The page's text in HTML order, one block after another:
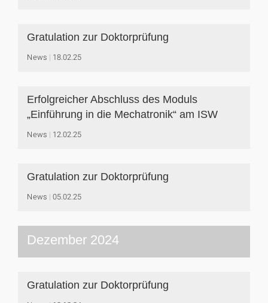
Gratulation zur Doktorprüfung
News 18.02.25
Erfolgreicher Abschluss des Moduls
„Einführung in die Mechatronik“ am ISW
News 12.02.25
Gratulation zur Doktorprüfung
News 05.02.25
Dezember 2024
Gratulation zur Doktorprüfung